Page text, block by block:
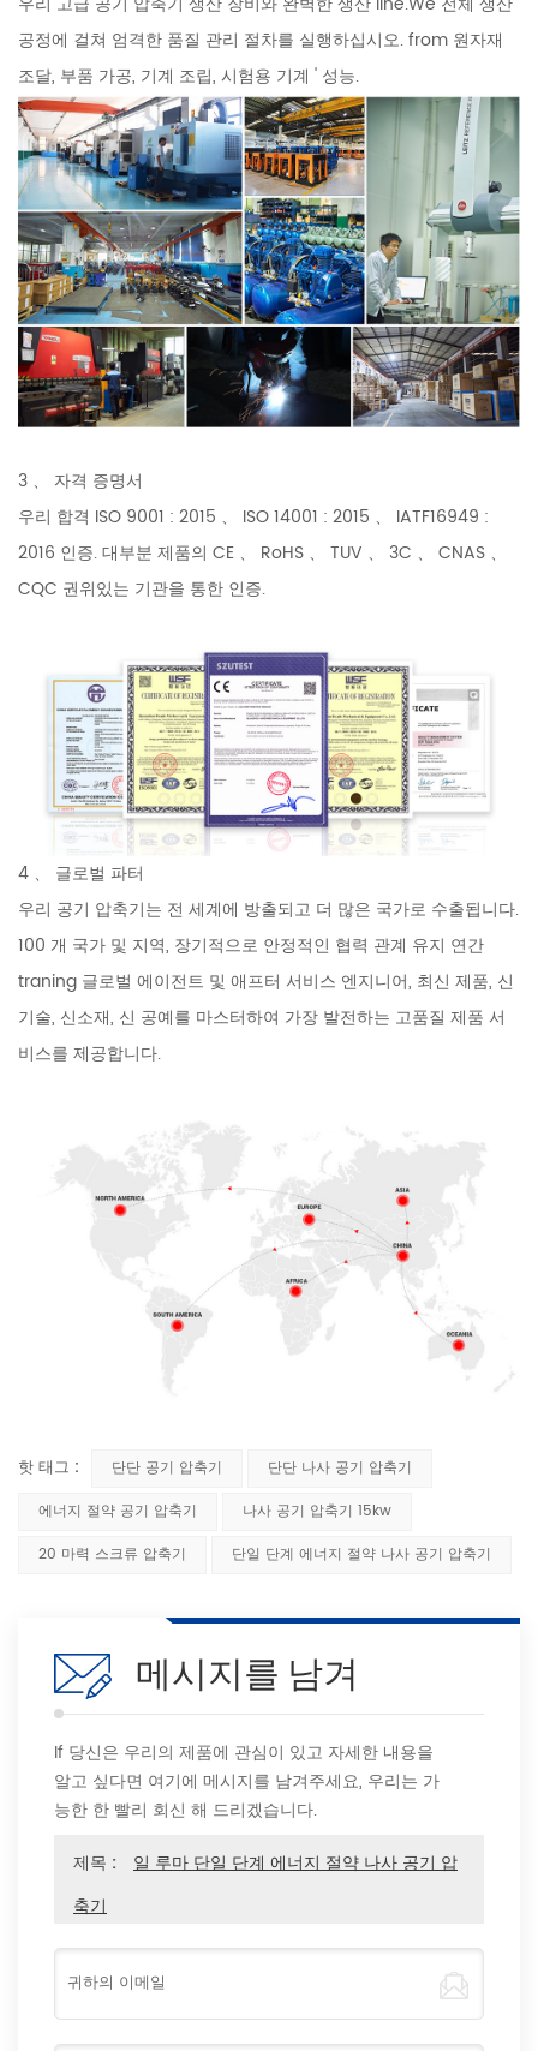
공정에 걸쳐 엄격한 품질 관리 절차를 실행하십시오. from 원자재
조달, 부품 가공, 기계 조립, 시험용 기계 ' 성능.
3 、 자격 증명서
우리 합격 ISO 9001 : 2015 、 ISO 14001 : 2015 、 IATF16949 :
2016 인증. 대부분 제품의 CE 、 RoHS 、 TUV 、 3C 、 CNAS 、
CQC 권위있는 기관을 통한 인증.
4 、 글로벌 파터
우리 공기 압축기는 전 세계에 방출되고 더 많은 국가로 수출됩니다.
100 개 국가 및 지역, 장기적으로 안정적인 협력 관계 유지 연간
traning 글로벌 에이전트 및 애프터 서비스 엔지니어, 최신 제품, 신
기술, 신소재, 신 공예를 마스터하여 가장 발전하는 고품질 제품 서
비스를 제공합니다.
핫 태그 : 단단 공기 압축기
단단 나사 공기 압축기
에너지 절약 공기 압축기
나사 공기 압축기 15kw
20 마력 스크류 압축기
단일 단계 에너지 절약 나사 공기 압축기
메시지를 남겨
If 당신은 우리의 제품에 관심이 있고 자세한 내용을
알고 싶다면 여기에 메시지를 남겨주세요, 우리는 가
능한 한 빨리 회신 해 드리겠습니다.
제목 :
일 루마 단일 단계 에너지 절약 나사 공기 압
축기